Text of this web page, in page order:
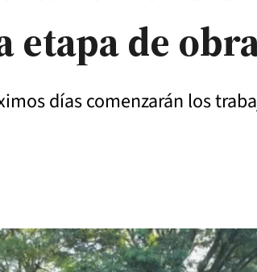
de
días comenzarán los